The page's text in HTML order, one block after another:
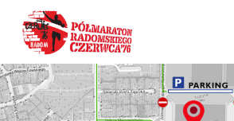
Przejdź
treści